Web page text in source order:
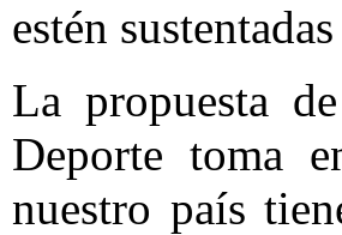
estén
La propuesta
Deporte toma
nuestro país